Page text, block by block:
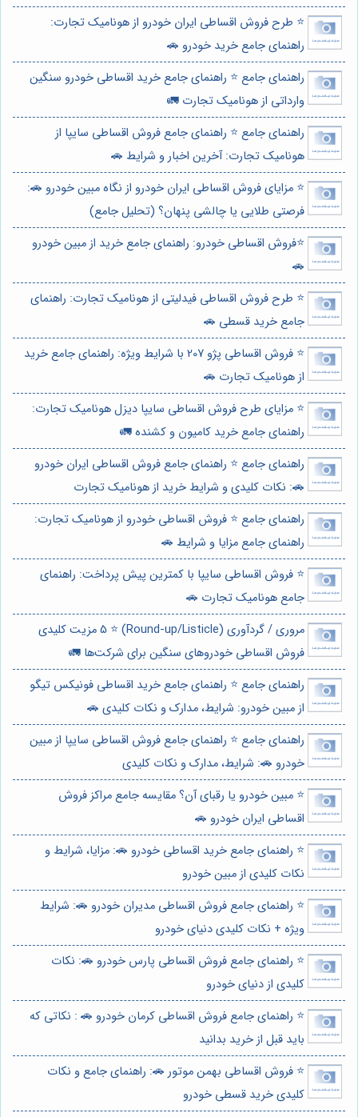
⭐️ طرح فروش اقساطی ایران خودرو از هونامیک تجارت:
راهنمای جامع خرید خودرو 🚗
راهنمای جامع ⭐️ راهنمای جامع خرید اقساطی خودرو سنگین
وارداتی از هونامیک تجارت 🚛
راهنمای جامع ⭐️ راهنمای جامع فروش اقساطی سایپا از
هونامیک تجارت: آخرین اخبار و شرایط 🚗
⭐️ مزایای فروش اقساطی ایران خودرو از نگاه مبین خودرو 🚗:
فرصتی طلایی یا چالشی پنهان؟ (تحلیل جامع)
⭐️فروش اقساطی خودرو: راهنمای جامع خرید از مبین خودرو
🚗
⭐️ طرح فروش اقساطی فیدلیتی از هونامیک تجارت: راهنمای
جامع خرید قسطی 🚗
⭐️ فروش اقساطی پژو 207 با شرایط ویژه: راهنمای جامع خرید
از هونامیک تجارت 🚗
⭐️ مزایای طرح فروش اقساطی سایپا دیزل هونامیک تجارت:
راهنمای جامع خرید کامیون و کشنده 🚛
راهنمای جامع ⭐️ راهنمای جامع فروش اقساطی ایران خودرو
🚗: نکات کلیدی و شرایط خرید از هونامیک تجارت
راهنمای جامع ⭐️ فروش اقساطی خودرو از هونامیک تجارت:
راهنمای جامع مزایا و شرایط 🚗
⭐️ فروش اقساطی سایپا با کمترین پیش پرداخت: راهنمای
جامع هونامیک تجارت 🚗
مروری / گردآوری (Round-up/Listicle) ⭐️ 5 مزیت کلیدی
فروش اقساطی خودروهای سنگین برای شرکت‌ها 🚛
راهنمای جامع ⭐️ راهنمای جامع خرید اقساطی فونیکس تیگو
از مبین خودرو: شرایط، مدارک و نکات کلیدی 🚗
راهنمای جامع ⭐️ راهنمای جامع فروش اقساطی سایپا از مبین
خودرو 🚗: شرایط، مدارک و نکات کلیدی
⭐️ مبین خودرو یا رقبای آن؟ مقایسه جامع مراکز فروش
اقساطی ایران خودرو 🚗
⭐️ راهنمای جامع خرید اقساطی خودرو 🚗: مزایا، شرایط و
نکات کلیدی از مبین خودرو
⭐️ راهنمای جامع فروش اقساطی مدیران خودرو 🚗: شرایط
ویژه + نکات کلیدی دنیای خودرو
⭐️ راهنمای جامع فروش اقساطی پارس خودرو 🚗: نکات
کلیدی از دنیای خودرو
⭐️ راهنمای جامع فروش اقساطی کرمان خودرو 🚗 : نکاتی که
باید قبل از خرید بدانید
⭐️ فروش اقساطی بهمن موتور 🚗: راهنمای جامع و نکات
کلیدی خرید قسطی خودرو